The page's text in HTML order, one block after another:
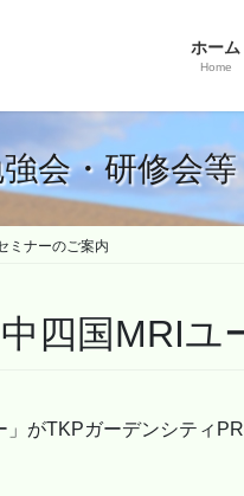
ホーム
Home
会・研修会等
ミナーのご案内
四国MRIユ
がTKPガーデンシティ